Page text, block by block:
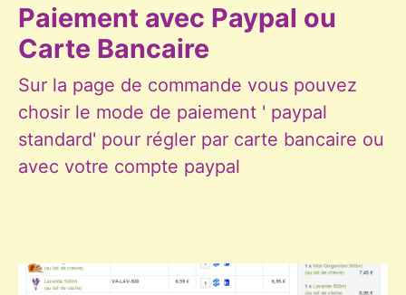
Paiement avec Paypal ou
Carte Bancaire
Sur la page de commande vous pouvez
chosir le mode de paiement ' paypal
standard' pour régler par carte bancaire ou
avec votre compte paypal